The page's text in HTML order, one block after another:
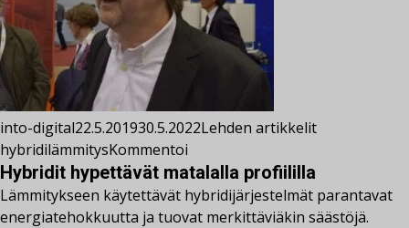
into-digital22.5.201930.5.2022Lehden artikkelit
hybridilämmitysKommentoi
Hybridit hypettävät matalalla profiililla
Lämmitykseen käytettävät hybridijärjestelmät parantavat
energiatehokkuutta ja tuovat merkittäviäkin säästöjä.